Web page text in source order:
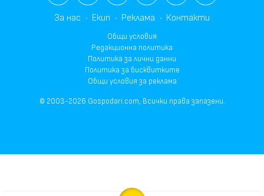
За нас Екип Реклама Контакти
Общи условия
Редакционна политика
Политика за лични данни
Политика за бисквитките
Общи условия за реклама
© 2003-2026 Gospodari.com, Всички права запазени.